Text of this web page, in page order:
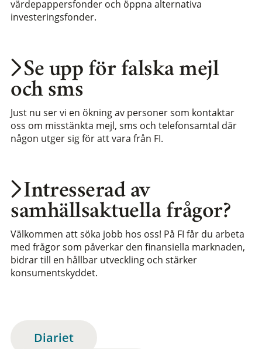
Intresserad av
samhällsaktuella frågor?
Välkommen att söka jobb hos oss! På FI får du arbeta
med frågor som påverkar den finansiella marknaden,
bidrar till en hållbar utveckling och stärker
konsumentskyddet.
Se upp för falska mejl
och sms
Just nu ser vi en ökning av personer som kontaktar
oss om misstänkta mejl, sms och telefonsamtal där
någon utger sig för att vara från FI.
värdepappersfonder och öppna alternativa
investeringsfonder.
Diariet